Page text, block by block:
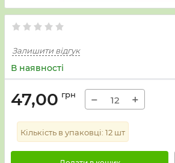
Залишити відгук
В наявності
47,00 грн − +
Кількість в упаковці: 12 шт